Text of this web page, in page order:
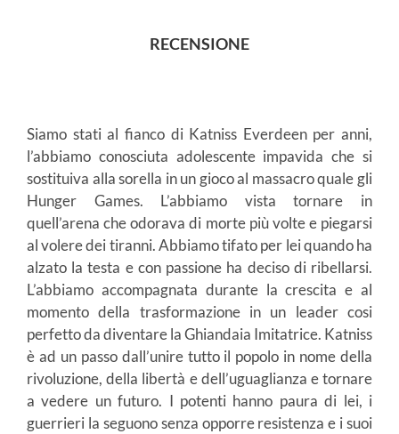
RECENSIONE
Siamo stati al fianco di Katniss Everdeen per anni,
l’abbiamo conosciuta adolescente impavida che si
sostituiva alla sorella in un gioco al massacro quale gli
Hunger Games. L’abbiamo vista tornare in
quell’arena che odorava di morte più volte e piegarsi
al volere dei tiranni. Abbiamo tifato per lei quando ha
alzato la testa e con passione ha deciso di ribellarsi.
L’abbiamo accompagnata durante la crescita e al
momento della trasformazione in un leader cosi
perfetto da diventare la Ghiandaia Imitatrice. Katniss
è ad un passo dall’unire tutto il popolo in nome della
rivoluzione, della libertà e dell’uguaglianza e tornare
a vedere un futuro. I potenti hanno paura di lei, i
guerrieri la seguono senza opporre resistenza e i suoi